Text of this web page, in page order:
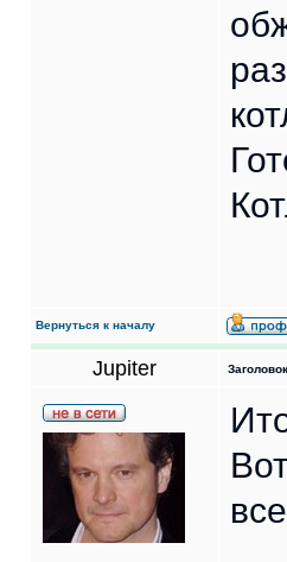
Вернуться к началу
Jupiter